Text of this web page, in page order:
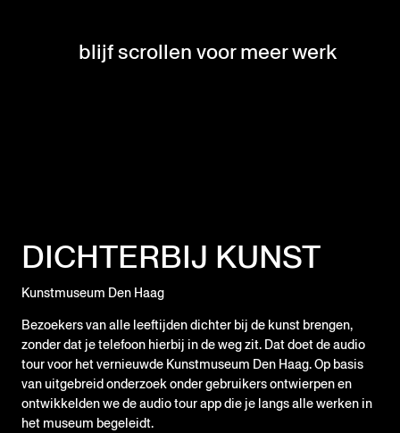
blijf scrollen voor meer werk
DICHTERBIJ KUNST
Kunstmuseum Den Haag
Bezoekers van alle leeftijden dichter bij de kunst brengen,
zonder dat je telefoon hierbij in de weg zit. Dat doet de audio
tour voor het vernieuwde Kunstmuseum Den Haag. Op basis
van uitgebreid onderzoek onder gebruikers ontwierpen en
ontwikkelden we de audio tour app die je langs alle werken in
het museum begeleidt.